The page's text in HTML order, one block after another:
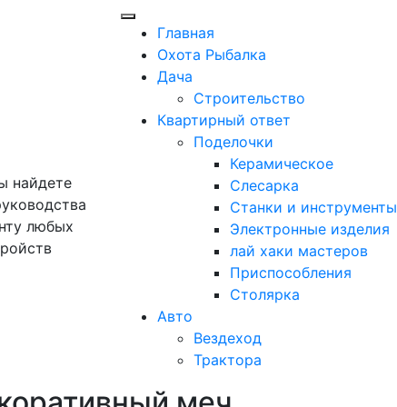
найдете
любых
Открыть
меню
Главная
Охота Рыбалка
Дача
Строительство
Квартирный ответ
Поделочки
Керамическое
Слесарка
Станки и инструменты
Электронные изделия
лай хаки мастеров
Приспособления
Столярка
Авто
Вездеход
Трактора
Закрыть